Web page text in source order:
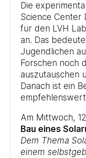
Die
Science Center
für den LVH
an. Das
Jugendlichen
Forschen noch
auszutauschen
Danach ist ein
Am Mittwoch,
Bau eines
Dem Thema
einem